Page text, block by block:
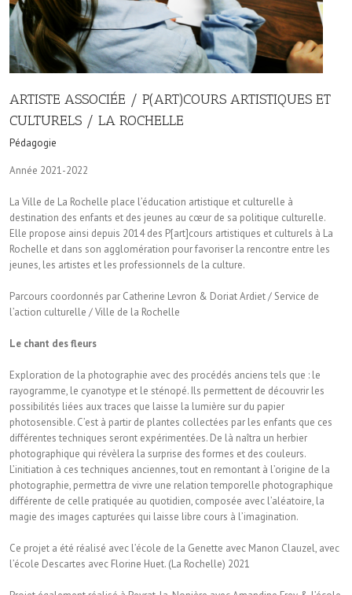
ARTISTE ASSOCIÉE / P(ART)COURS ARTISTIQUES ET
CULTURELS / LA ROCHELLE
Pédagogie
Année 2021-2022
La Ville de La Rochelle place l’éducation artistique et culturelle à
destination des enfants et des jeunes au cœur de sa politique culturelle.
Elle propose ainsi depuis 2014 des P[art]cours artistiques et culturels à La
Rochelle et dans son agglomération pour favoriser la rencontre entre les
jeunes, les artistes et les professionnels de la culture.
Parcours coordonnés par Catherine Levron & Doriat Ardiet / Service de
l’action culturelle / Ville de la Rochelle
Le chant des fleurs
Exploration de la photographie avec des procédés anciens tels que : le
rayogramme, le cyanotype et le sténopé. Ils permettent de découvrir les
possibilités liées aux traces que laisse la lumière sur du papier
photosensible. C’est à partir de plantes collectées par les enfants que ces
différentes techniques seront expérimentées. De là naîtra un herbier
photographique qui révèlera la surprise des formes et des couleurs.
L’initiation à ces techniques anciennes, tout en remontant à l’origine de la
photographie, permettra de vivre une relation temporelle photographique
différente de celle pratiquée au quotidien, composée avec l’aléatoire, la
magie des images capturées qui laisse libre cours à l’imagination.
Ce projet a été réalisé avec l’école de la Genette avec Manon Clauzel, avec
l’école Descartes avec Florine Huet. (La Rochelle) 2021